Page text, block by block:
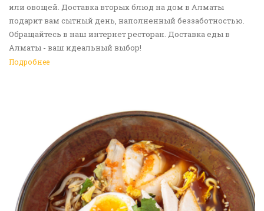
или овощей. Доставка вторых блюд на дом в Алматы
подарит вам сытный день, наполненный беззаботностью.
Обращайтесь в наш интернет ресторан. Доставка еды в
Алматы - ваш идеальный выбор!
Подробнее